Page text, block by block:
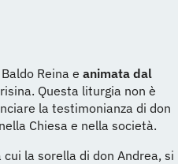
Reina e animata dal
Questa liturgia non è
la testimonianza di don
nella Chiesa e nella società.
la sorella di don Andrea, si